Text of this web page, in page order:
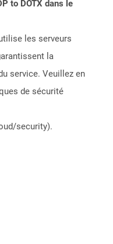
to DOTX dans le
les serveurs
la
service. Veuillez en
de sécurité
security).